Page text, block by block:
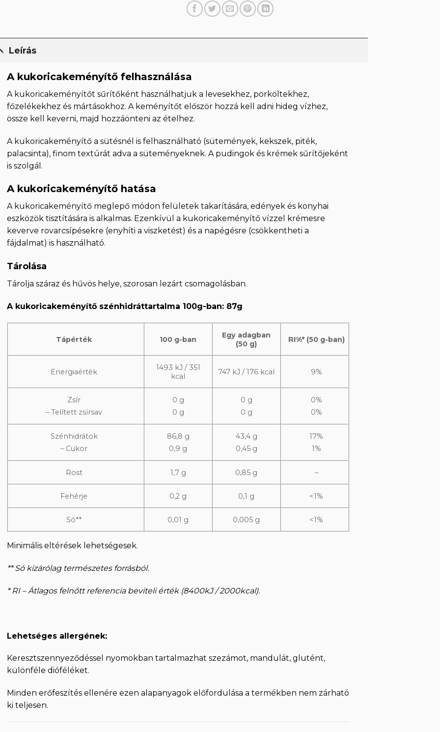
Leírás
A kukoricakeményítő felhasználása
A kukoricakeményítőt sűrítőként használhatjuk a levesekhez, pörköltekhez,
főzelékekhez és mártásokhoz. A keményítőt először hozzá kell adni hideg vízhez,
össze kell keverni, majd hozzáönteni az ételhez.
A kukoricakeményítő a sütésnél is felhasználható (sütemények, kekszek, piték,
palacsinta), finom textúrát adva a süteményeknek. A pudingok és krémek sűrítőjeként
is szolgál.
A kukoricakeményítő hatása
A kukoricakeményítő meglepő módon felületek takarítására, edények és konyhai
eszközök tisztítására is alkalmas. Ezenkívül a kukoricakeményítő vízzel krémesre
keverve rovarcsípésekre (enyhíti a viszketést) és a napégésre (csökkentheti a
fájdalmat) is használható.
Tárolása
Tárolja száraz és hűvös helye, szorosan lezárt csomagolásban.
A kukoricakeményítő szénhidráttartalma 100g-ban: 87g
Tápérték 100 g-ban
Egy adagban
(50 g)
RI%* (50 g-ban)
Energiaérték
1493 kJ / 351
kcal
747 kJ / 176 kcal 9%
Zsír
– Telített zsírsav
0 g
0 g
0 g
0 g
0%
0%
Szénhidrátok
– Cukor
86,8 g
0,9 g
43,4 g
0,45 g
17%
1%
Rost 1,7 g 0,85 g –
Fehérje 0,2 g 0,1 g <1%
Só** 0,01 g 0,005 g <1%
Minimális eltérések lehetségesek.
** Só kizárólag természetes forrásból.
* RI – Átlagos felnőtt referencia beviteli érték (8400kJ / 2000kcal).
Lehetséges allergének:
Keresztszennyeződéssel nyomokban tartalmazhat szezámot, mandulát, glutént,
különféle dióféléket.
Minden erőfeszítés ellenére ezen alapanyagok előfordulása a termékben nem zárható
ki teljesen.